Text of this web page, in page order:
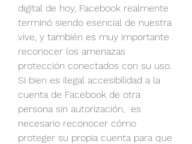
digital de hoy, Facebook realmente
terminó siendo esencial de nuestra
vive, y también es muy importante
reconocer los amenazas
protección conectados con su uso.
Si bien es ilegal accesibilidad a la
cuenta de Facebook de otra
persona sin autorización,  es
necesario reconocer cómo
proteger su propia cuenta para que